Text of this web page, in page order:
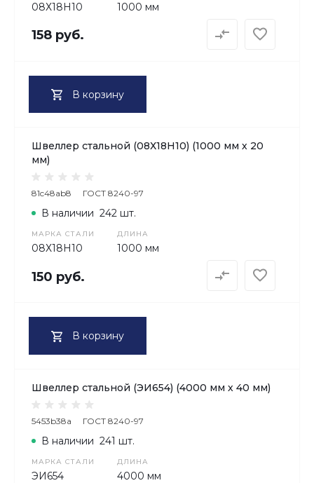
08Х18H10 1000 мм
158 руб.
В корзину
Швеллер стальной (08Х18H10) (1000 мм х 20
мм)
81c48ab8 ГОСТ 8240-97
МАРКА СТАЛИ
08Х18H10
ДЛИНА
1000 мм
В наличии 242 шт.
150 руб.
В корзину
Швеллер стальной (ЭИ654) (4000 мм х 40 мм)
5453b38a ГОСТ 8240-97
МАРКА СТАЛИ
ЭИ654
ДЛИНА
4000 мм
В наличии 241 шт.